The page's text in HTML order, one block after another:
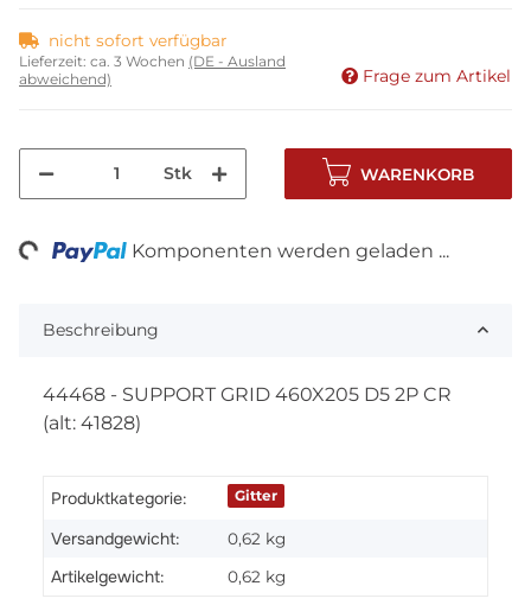
nicht sofort verfügbar
Lieferzeit: ca. 3 Wochen (DE - Ausland
abweichend)
Frage zum Artikel
Stk WARENKORB
Komponenten werden geladen ...
Beschreibung
44468 - SUPPORT GRID 460X205 D5 2P CR
(alt: 41828)
Produktkategorie: Gitter
Versandgewicht: 0,62 kg
Artikelgewicht: 0,62 kg